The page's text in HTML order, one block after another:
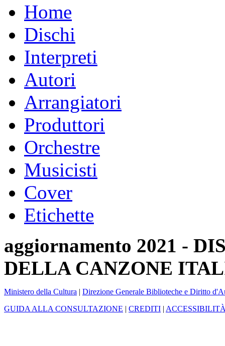
Home
Dischi
Interpreti
Autori
Arrangiatori
Produttori
Orchestre
Musicisti
Cover
Etichette
aggiornamento 2021 -
DELLA CANZONE
Ministero della Cultura | Direzione Generale Biblioteche e Diritto
GUIDA ALLA CONSULTAZIONE | CREDITI |